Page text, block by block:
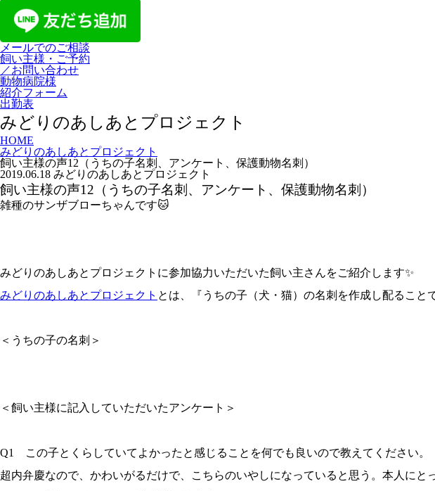
メールでのご相談
飼い主様・ご予約
／お問い合わせ
動物病院様
紹介フォーム
出勤表
みどりのあしあとプロジェクト
HOME
みどりのあしあとプロジェクト
飼い主様の声12（うちの子名刺、アンケート、保護動物名刺）
2019.06.18 みどりのあしあとプロジェクト
飼い主様の声12（うちの子名刺、アンケート、保護動物名刺）
雑種のサンザブローちゃんです🐱
みどりのあしあとプロジェクトに参加協力いただいた飼い主さんをご紹介します✨
みどりのあしあとプロジェクト とは、『うちの子（犬・猫）の名刺を作成し配るこ
＜うちの子の名刺＞
＜飼い主様に記入していただいたアンケート＞
Q1 この子とくらしていてよかったと感じることを何でも良いので教えてください。
超内弁慶なので、かわいがるだけで、こちらのいやしになっていると思う。本人にと